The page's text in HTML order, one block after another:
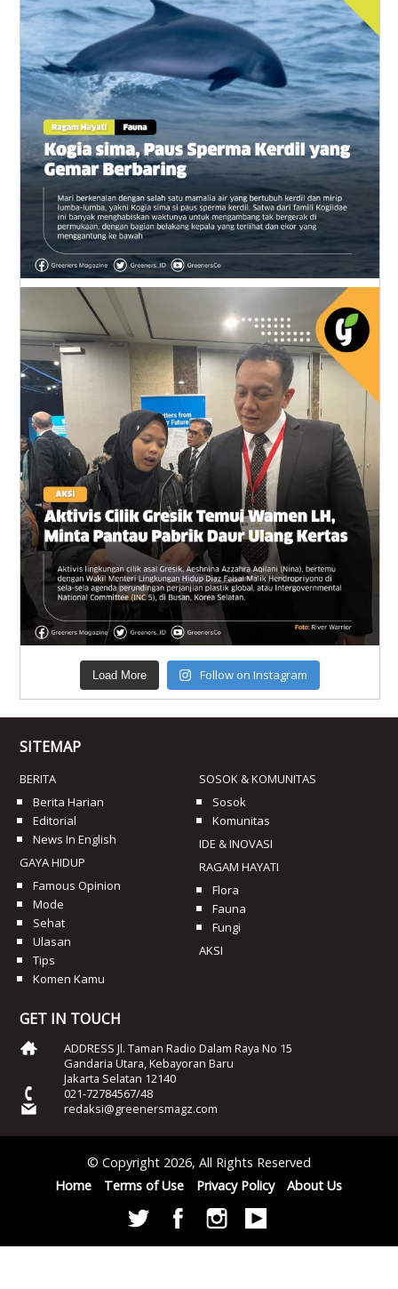
Load More Follow on Instagram
SITEMAP
BERITA
Berita Harian
Editorial
News In English
GAYA HIDUP
Famous Opinion
Mode
Sehat
Ulasan
Tips
Komen Kamu
SOSOK & KOMUNITAS
Sosok
Komunitas
IDE & INOVASI
RAGAM HAYATI
Flora
Fauna
Fungi
AKSI
GET IN TOUCH
ADDRESS Jl. Taman Radio Dalam Raya No 15
Gandaria Utara, Kebayoran Baru
Jakarta Selatan 12140
021-72784567/48
redaksi@greenersmagz.com
© Copyright 2026, All Rights Reserved
Home
Terms of Use Privacy Policy About Us